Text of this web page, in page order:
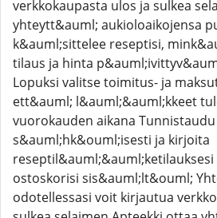
verkkokaupasta ulos ja sulkea
yhteytt&auml; aukioloaikojensa
k&auml;sittelee reseptisi,
tilaus ja hinta
Lopuksi valitse toimitus- ja
ett&auml; l&auml;&auml;kkeet
vuorokauden aikana Tunnistaudu
s&auml;hk&ouml;isesti ja kirjoita
reseptil&auml;&auml;ketilauksesi
ostoskorisi sis&auml;lt&ouml;
odotellessasi voit kirjautua